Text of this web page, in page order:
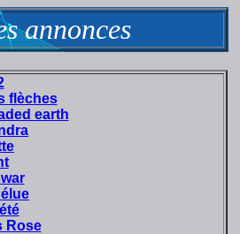
annonces
flèches
earth
Rose